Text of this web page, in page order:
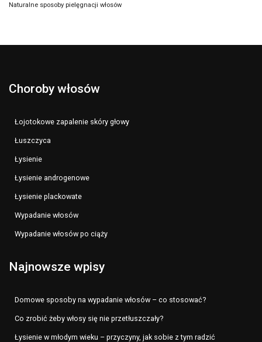
Naturalne sposoby pielęgnacji włosów
Choroby włosów
Łojotokowe zapalenie skóry głowy
Łuszczyca
Łysienie
Łysienie androgenowe
Łysienie plackowate
Wypadanie włosów
Wypadanie włosów po ciąży
Najnowsze wpisy
Domowe sposoby na wypadanie włosów – co stosować?
Co zrobić żeby włosy się nie przetłuszczały?
Łysienie w młodym wieku – przyczyny, jak sobie z tym radzić